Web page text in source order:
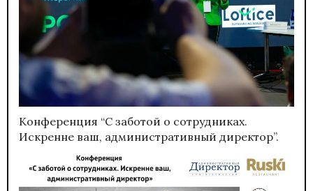
Конференция “С заботой о сотрудниках.
Искренне ваш, административный директор”.